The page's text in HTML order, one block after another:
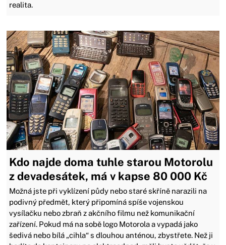
realita.
Kdo najde doma tuhle starou Motorolu
z devadesátek, má v kapse 80 000 Kč
Možná jste při vyklízení půdy nebo staré skříně narazili na
podivný předmět, který připomíná spíše vojenskou
vysílačku nebo zbraň z akčního filmu než komunikační
zařízení. Pokud má na sobě logo Motorola a vypadá jako
šedivá nebo bílá „cihla“ s dlouhou anténou, zbystřete. Než ji